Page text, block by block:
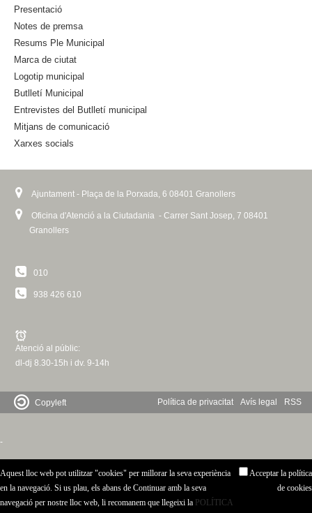
i
t
e
r
n
a
Presentació
Notes de premsa
Resums Ple Municipal
Marca de ciutat
Logotip municipal
Butlletí Municipal
Entrevistes del Butlletí municipal
Mitjans de comunicació
Xarxes socials
Ajuntament - Plaça de la Porxada, 6 08401 Granollers
Oficina d'Atenció a la Ciutadania - Carrer Sant Josep, 7 08401
Granollers
010
938 426 610
Atenció al públic:
dl-dj 8.30-15h i dv. 9-14h
Política de privacitat Avís legal RSS
Copyleft
-
Aquest lloc web pot utilitzar "cookies" per millorar la seva experiència
en la navegació. Si us plau, els abans de Continuar amb la seva
navegació per nostre lloc web, li recomanem que llegeixi la POLÍTICA
Acceptar la política
de cookies